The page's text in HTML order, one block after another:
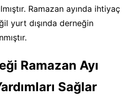
Ramazan ayında ihtiyaç
yurt dışında derneğin
Ramazan Ayı
Sağlar